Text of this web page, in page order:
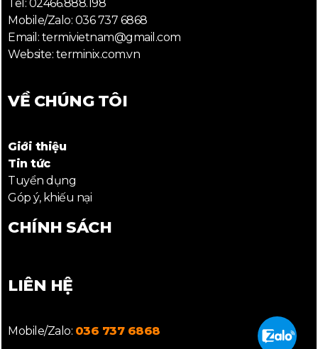
Tel: 02466.888.198
Mobile/Zalo: 036 737 6868
Email: termivietnam@gmail.com
Website: terminix.com.vn
VỀ CHÚNG TÔI
Giới thiệu
Tin tức
Tuyển dụng
Góp ý, khiếu nại
CHÍNH SÁCH
LIÊN HỆ
Mobile/Zalo: 036 737 6868